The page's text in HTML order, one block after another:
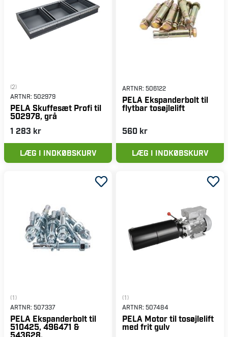
(2)
ARTNR: 502979
PELA Skuffesæt Profi til
502978, grå
1 283 kr
LÆG I INDKØBSKURV
ARTNR: 506122
PELA Ekspanderbolt til
flytbar tosøjlelift
560 kr
LÆG I INDKØBSKURV
(1)
ARTNR: 507337
PELA Ekspanderbolt til
510425, 496471 &
543628.
(1)
ARTNR: 507484
PELA Motor til tosøjlelift
med frit gulv